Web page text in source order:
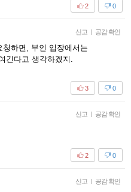
0
2
신고 | 공감 확인
하면, 부인 입장에서는
긴다고 생각하겠지.
0
3
신고 | 공감 확인
0
2
신고 | 공감 확인